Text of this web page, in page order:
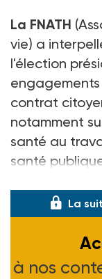
La FNATH
vie) a
l'élection
contrat
notamment
santé au
santé
La
à nos